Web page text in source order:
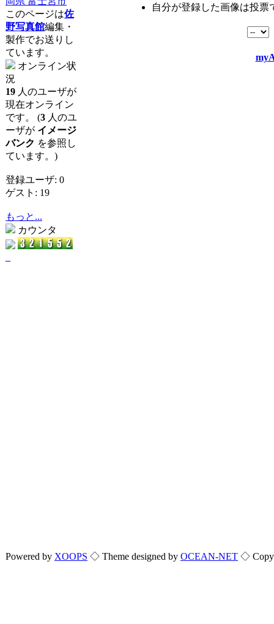
このページは佐
野写真館編集・
製作でお送りし
ています。
オンライン状
況
19 人のユーザが
現在オンライン
です。 (3 人のユ
ーザが イメージ
バンク を参照し
ています。)
登録ユーザ: 0
ゲスト: 19
もっと...
カウンタ
自分が登録した画像は投票
Powered by XOOPS ◇ Theme designed by OCEAN-NET ◇